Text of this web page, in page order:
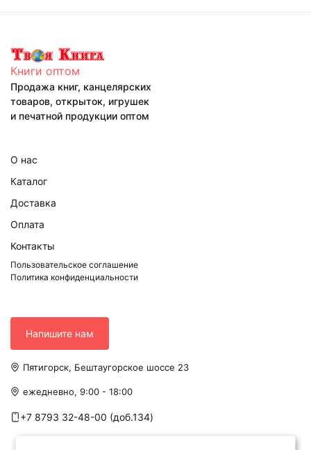
Книги оптом
Продажа книг, канцелярских
товаров, открыток, игрушек
и печатной продукции оптом
О нас
Каталог
Доставка
Оплата
Контакты
Пользовательское соглашение
Политика конфиденциальности
Напишите нам
Пятигорск, Бештаугорское шоссе 23
ежедневно, 9:00 - 18:00
+7 8793 32-48-00 (доб.134)